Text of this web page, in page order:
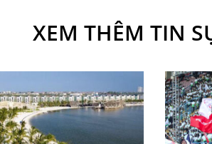
XEM THÊM TIN